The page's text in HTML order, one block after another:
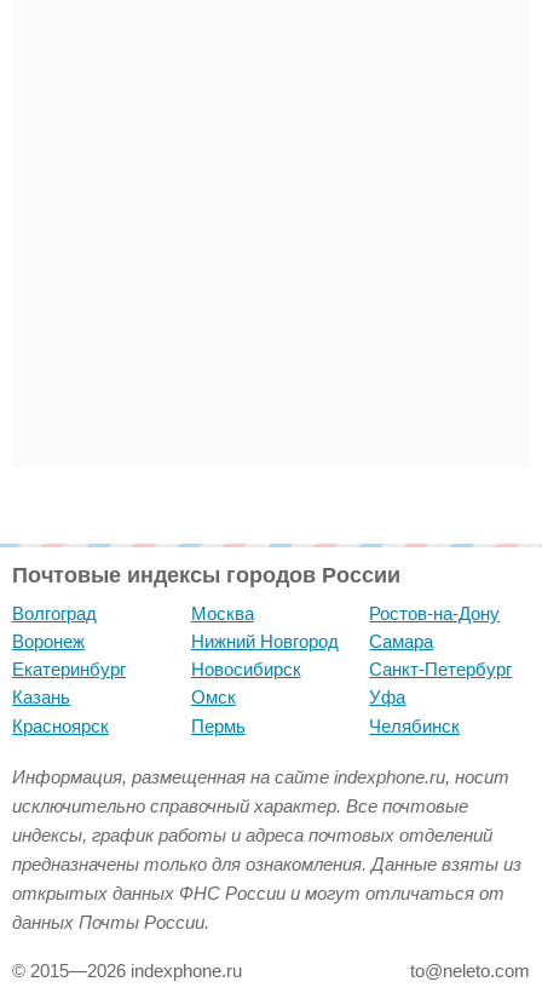
Почтовые индексы городов России
Волгоград
Воронеж
Екатеринбург
Казань
Красноярск
Москва
Нижний Новгород
Новосибирск
Омск
Пермь
Ростов-на-Дону
Самара
Санкт-Петербург
Уфа
Челябинск
Информация, размещенная на сайте indexphone.ru, носит
исключительно справочный характер. Все почтовые
индексы, график работы и адреса почтовых отделений
предназначены только для ознакомления. Данные взяты из
открытых данных ФНС России и могут отличаться от
данных Почты России.
© 2015—2026 indexphone.ru to@neleto.com